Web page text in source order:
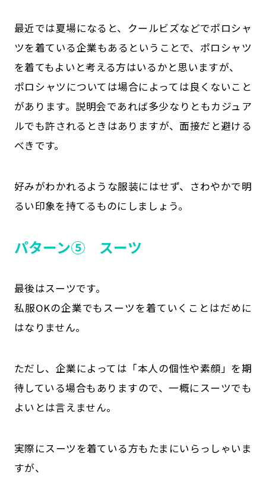
最近では夏場になると、クールビズなどでポロシャ
ツを着ている企業もあるということで、ポロシャツ
を着てもよいと考える方はいるかと思いますが、
ポロシャツについては場合によっては良くないこと
があります。説明会であれば多少なりともカジュア
ルでも許されるときはありますが、面接だと避ける
べきです。
好みがわかれるような服装にはせず、さわやかで明
るい印象を持てるものにしましょう。
パターン⑤ スーツ
最後はスーツです。
私服OKの企業でもスーツを着ていくことはだめに
はなりません。
ただし、企業によっては「本人の個性や素顔」を期
待している場合もありますので、一概にスーツでも
よいとは言えません。
実際にスーツを着ている方もたまにいらっしゃいま
すが、